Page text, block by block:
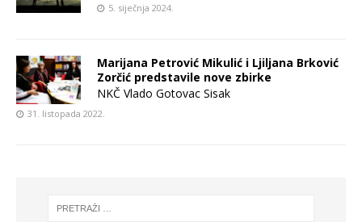
5. siječnja 2024.
Marijana Petrović Mikulić i Ljiljana Brković
Zorčić predstavile nove zbirke
NKČ Vlado Gotovac Sisak
31. listopada 2022.